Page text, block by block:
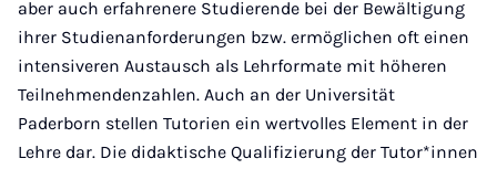
aber auch erfahrenere Studierende bei der Bewältigung
ihrer Studienanforderungen bzw. ermöglichen oft einen
intensiveren Austausch als Lehrformate mit höheren
Teilnehmendenzahlen. Auch an der Universität
Paderborn stellen Tutorien ein wertvolles Element in der
Lehre dar. Die didaktische Qualifizierung der Tutor*innen